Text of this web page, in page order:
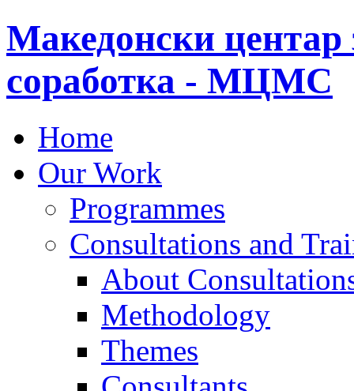
Македонски центар
соработка - МЦМС
Home
Our Work
Programmes
Consultations and
About
Methodology
Themes